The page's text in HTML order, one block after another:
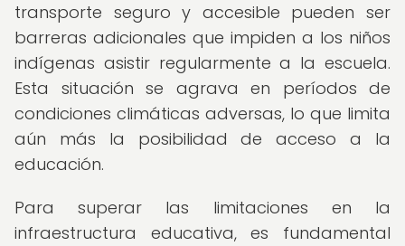
transporte seguro y accesible pueden ser
barreras adicionales que impiden a los niños
indígenas asistir regularmente a la escuela.
Esta situación se agrava en períodos de
condiciones climáticas adversas, lo que limita
aún más la posibilidad de acceso a la
educación.
Para superar las limitaciones en la
infraestructura educativa, es fundamental